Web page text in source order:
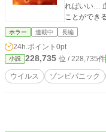
ればいい… 血で血を洗う脱出劇、果たして無事に 本土に帰る
ことができ
ホラー 連載中 長編
24h.ポイント 0pt
小説 228,735 位 / 228,735件
ウイルス ゾンビパニック